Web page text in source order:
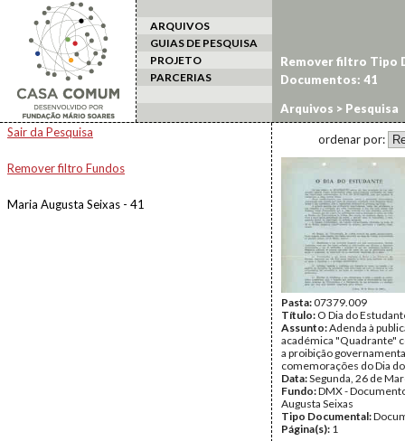
ARQUIVOS
GUIAS DE PESQUISA
PROJETO
PARCERIAS
Arquivos > Pesquisa
Sair da Pesquisa
Remover filtro Fundos
Maria Augusta Seixas - 41
Remover filtro Tipo
Documentos: 41
ordenar por:
Pasta:07379.009
Título: O Dia do
Assunto:Adenda à
académica "Quadrante"
a proibição
comemorações do Dia
Data:Segunda, 26 de
Fundo:DMX -
Augusta Seixas
Tipo Documental:
Página(s): 1